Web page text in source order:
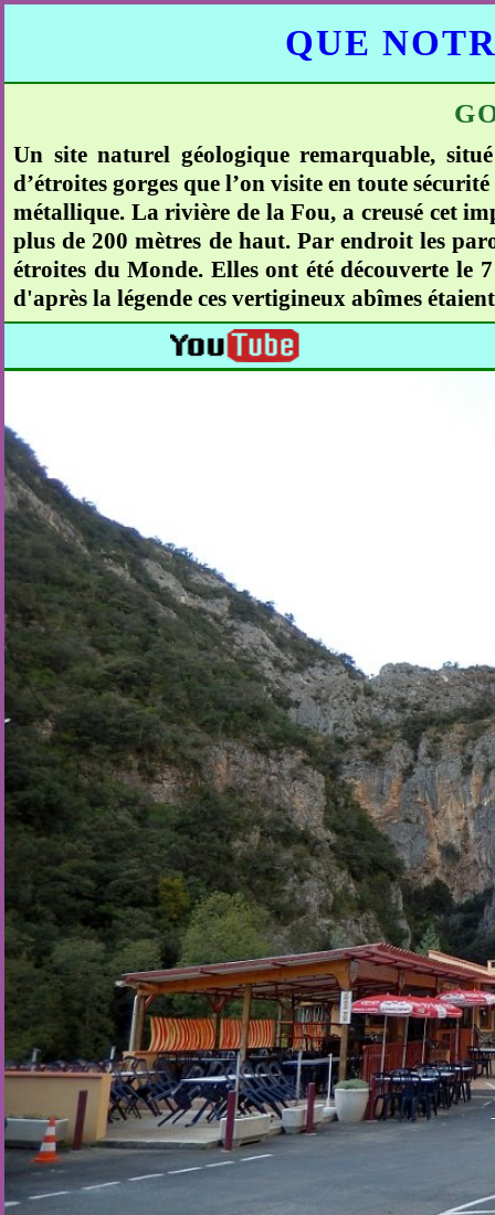
QUE
Un site naturel géologique remarquable,
d’étroites gorges que l’on visite en toute
métallique. La rivière de la Fou, a creusé cet
plus de 200 mètres de haut. Par endroit les
étroites du Monde. Elles ont été découverte le
d'après la légende ces vertigineux abîmes